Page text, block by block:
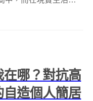
義大利米蘭的
，...
在哪？對抗高
自造個人簡居